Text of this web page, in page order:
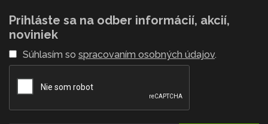
Prihláste sa na odber informácií, akcií,
noviniek
Súhlasím so spracovaním osobných údajov.